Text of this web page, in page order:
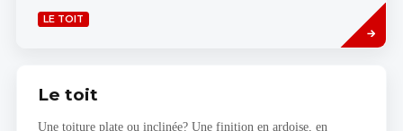
LE TOIT
more
Le toit
Une toiture plate ou inclinée? Une finition en ardoise, en